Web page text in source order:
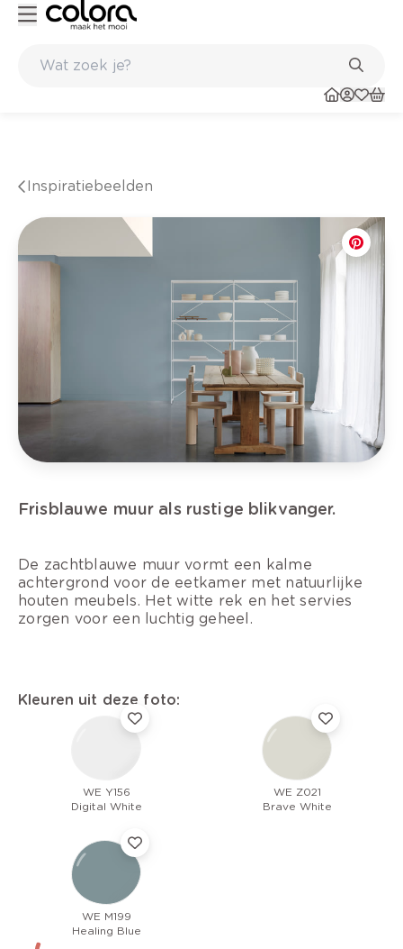
Inspiratiebeelden
Frisblauwe muur als rustige blikvanger.
De zachtblauwe muur vormt een kalme
achtergrond voor de eetkamer met natuurlijke
houten meubels. Het witte rek en het servies
zorgen voor een luchtig geheel.
Kleuren uit deze foto:
WE Y156
Digital White
WE Z021
Brave White
WE M199
Healing Blue